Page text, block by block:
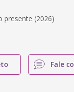
presente (2026)
Fale